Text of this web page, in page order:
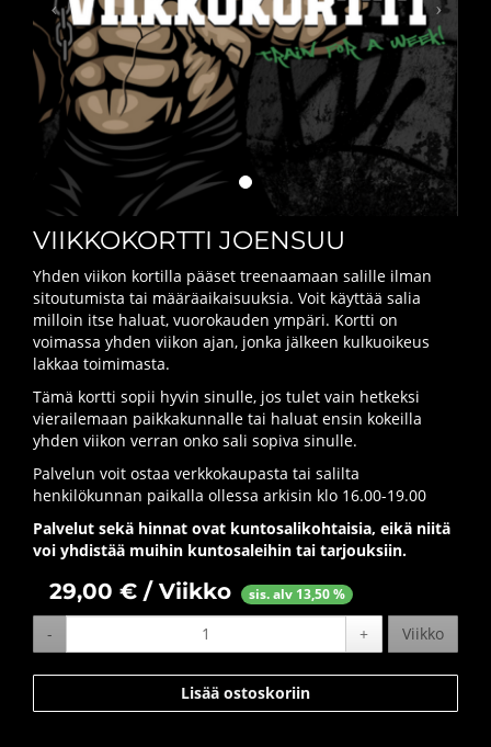
VIIKKOKORTTI JOENSUU
Yhden viikon kortilla pääset treenaamaan salille ilman
sitoutumista tai määräaikaisuuksia. Voit käyttää salia
milloin itse haluat, vuorokauden ympäri. Kortti on
voimassa yhden viikon ajan, jonka jälkeen kulkuoikeus
lakkaa toimimasta.
Tämä kortti sopii hyvin sinulle, jos tulet vain hetkeksi
vierailemaan paikkakunnalle tai haluat ensin kokeilla
yhden viikon verran onko sali sopiva sinulle.
Palvelun voit ostaa verkkokaupasta tai salilta
henkilökunnan paikalla ollessa arkisin klo 16.00-19.00
Palvelut sekä hinnat ovat kuntosalikohtaisia, eikä niitä
voi yhdistää muihin kuntosaleihin tai tarjouksiin.
29,00 € / Viikko sis. alv 13,50 %
- + Viikko
Lisää ostoskoriin